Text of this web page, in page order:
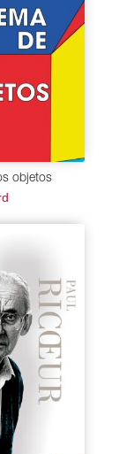
objetos